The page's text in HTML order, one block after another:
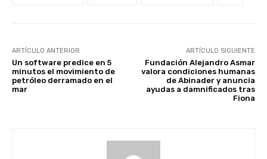
ARTÍCULO ANTERIOR
Un software predice en 5
minutos el movimiento de
petróleo derramado en el
mar
ARTÍCULO SIGUIENTE
Fundación Alejandro Asmar
valora condiciones humanas
de Abinader y anuncia
ayudas a damnificados tras
Fiona